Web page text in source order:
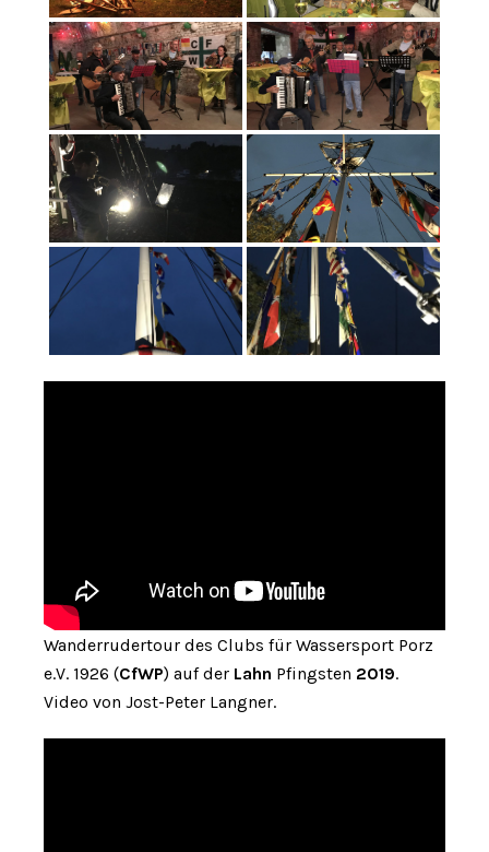
Wanderrudertour des Clubs für Wassersport Porz
e.V. 1926 (CfWP) auf der Lahn Pfingsten 2019.
Video von Jost-Peter Langner.